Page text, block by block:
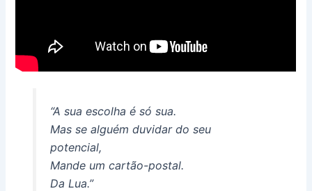
“A sua escolha é só sua.
Mas se alguém duvidar do seu
potencial,
Mande um cartão-postal.
Da Lua.”